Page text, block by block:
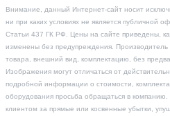
Внимание, данный Интернет-сайт носит
ни при каких условиях не является публичной
Статьи 437 ГК РФ. Цены на сайте приведены,
изменены без предупреждения. Производитель
товара, внешний вид, комплектацию, без
Изображения могут отличаться от
подробной информации о стоимости,
оборудования просьба обращаться в
клиентом за прямые или косвенные убытки,